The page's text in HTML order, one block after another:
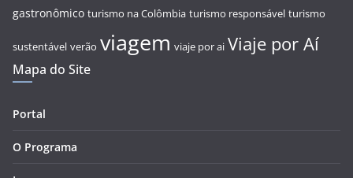
gastronômico turismo na Colômbia turismo responsável turismo
sustentável verão viagem viaje por ai Viaje por Aí
Mapa do Site
Portal
O Programa